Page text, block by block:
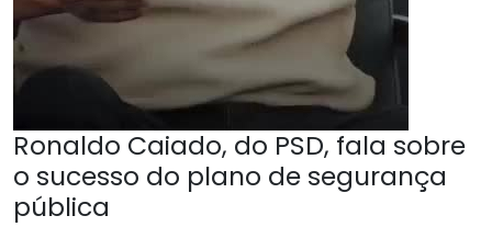
Ronaldo Caiado, do PSD, fala sobre
o sucesso do plano de segurança
pública